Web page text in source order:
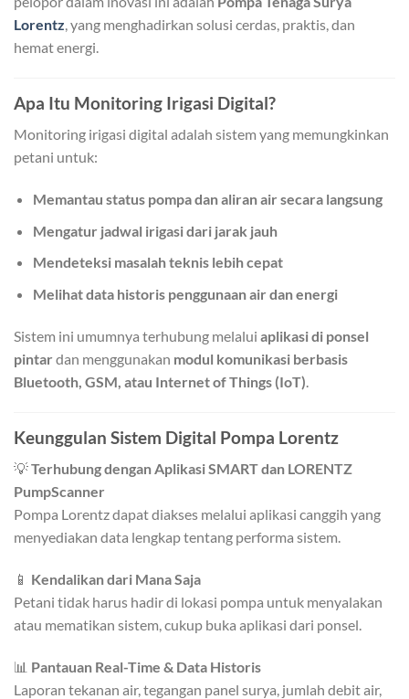
Lorentz, yang menghadirkan solusi cerdas, praktis, dan
hemat energi.
Apa Itu Monitoring Irigasi Digital?
Monitoring irigasi digital adalah sistem yang memungkinkan
petani untuk:
Memantau status pompa dan aliran air secara langsung
Mengatur jadwal irigasi dari jarak jauh
Mendeteksi masalah teknis lebih cepat
Melihat data historis penggunaan air dan energi
Sistem ini umumnya terhubung melalui aplikasi di ponsel
pintar dan menggunakan modul komunikasi berbasis
Bluetooth, GSM, atau Internet of Things (IoT)
Keunggulan Sistem Digital Pompa Lorentz
💡Terhubung dengan Aplikasi SMART dan LORENTZ
PumpScanner
Pompa Lorentz dapat diakses melalui aplikasi canggih yang
menyediakan data lengkap tentang performa sistem.
📱 Kendalikan dari Mana Saja
Petani tidak harus hadir di lokasi pompa untuk menyalakan
atau mematikan sistem, cukup buka aplikasi dari ponsel.
📊 Pantauan Real-Time & Data Historis
Laporan tekanan air, tegangan panel surya, jumlah debit air,